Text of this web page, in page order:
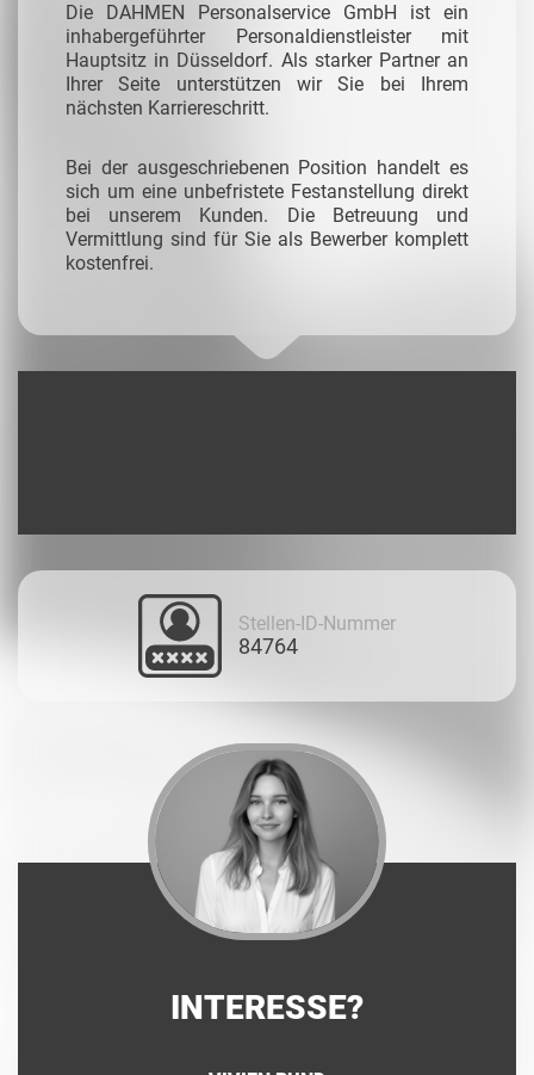
Die DAHMEN Personalservice GmbH ist ein
inhabergeführter Personaldienstleister mit
Hauptsitz in Düsseldorf. Als starker Partner an
Ihrer Seite unterstützen wir Sie bei Ihrem
nächsten Karriereschritt.
Bei der ausgeschriebenen Position handelt es
sich um eine unbefristete Festanstellung direkt
bei unserem Kunden. Die Betreuung und
Vermittlung sind für Sie als Bewerber komplett
kostenfrei.
Stellen-ID-Nummer
84764
INTERESSE?